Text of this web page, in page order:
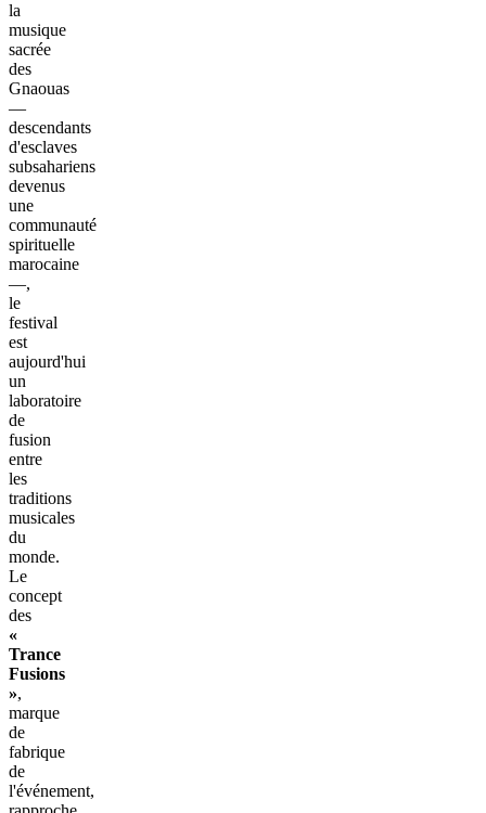
la
musique
sacrée
des
Gnaouas
—
descendants
d'esclaves
subsahariens
devenus
une
communauté
spirituelle
marocaine
—,
le
festival
est
aujourd'hui
un
laboratoire
de
fusion
entre
les
traditions
musicales
du
monde.
Le
concept
des
«
Trance
Fusions
»,
marque
de
fabrique
de
l'événement,